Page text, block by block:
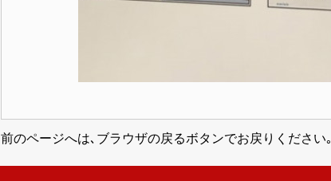
前のページへは､ブラウザの戻るボタンでお戻りください｡